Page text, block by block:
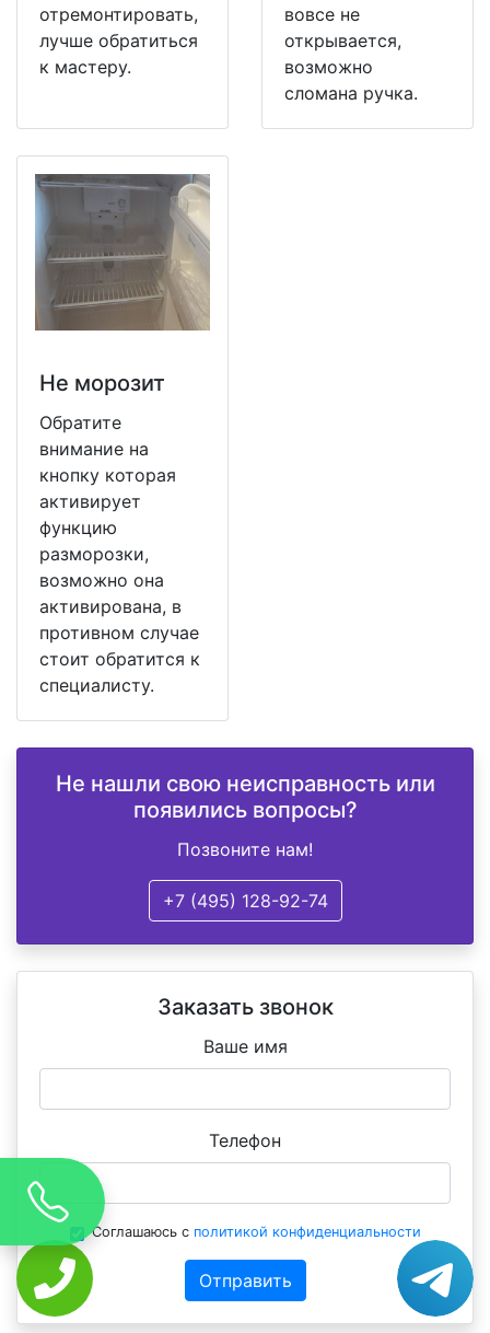
отремонтировать,
лучше обратиться
к мастеру.
вовсе не
открывается,
возможно
сломана ручка.
Не морозит
Обратите
внимание на
кнопку которая
активирует
функцию
разморозки,
возможно она
активирована, в
противном случае
стоит обратится к
специалисту.
Не нашли свою неисправность или
появились вопросы?
Позвоните нам!
+7 (495) 128-92-74
Заказать звонок
Ваше имя
Телефон
Соглашаюсь с политикой конфиденциальности
Отправить